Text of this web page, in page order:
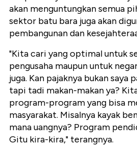
akan menguntungkan semua
sektor batu bara juga akan
pembangunan dan
"Kita cari yang optimal untuk
pengusaha maupun untuk
juga. Kan pajaknya bukan saya
tapi tadi makan-makan ya?
program-program yang bisa
masyarakat. Misalnya kayak
mana uangnya? Program
Gitu kira-kira," terangnya.